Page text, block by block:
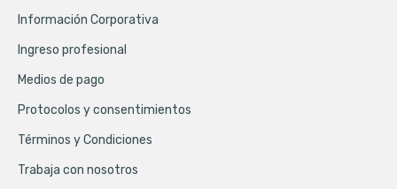
Información Corporativa
Ingreso profesional
Medios de pago
Protocolos y consentimientos
Términos y Condiciones
Trabaja con nosotros